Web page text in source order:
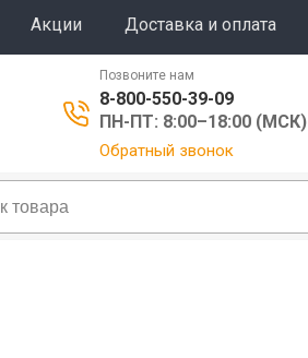
Акции Доставка и оплата
Позвоните нам
8-800-550-39-09
ПН-ПТ: 8:00–18:00 (МСК)
Обратный звонок